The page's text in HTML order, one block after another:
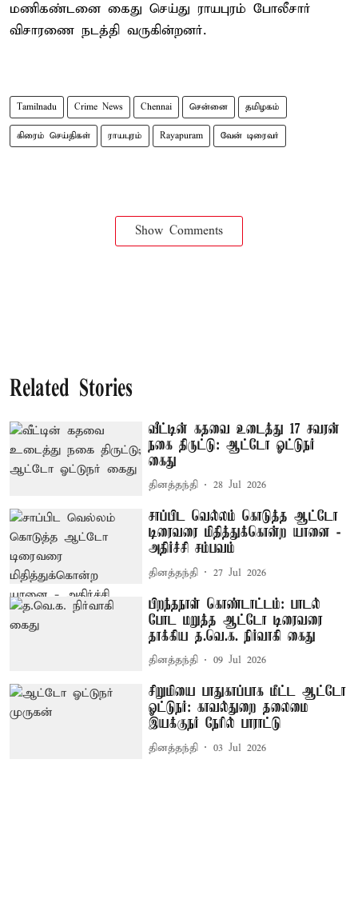
மணிகண்டனை கைது செய்து ராயபுரம் போலீசார்
விசாரணை நடத்தி வருகின்றனர்.
Tamilnadu Crime News Chennai சென்னை தமிழகம்
கிரைம் செய்திகள் ராயபுரம் Rayapuram வேன் டிரைவர்
Show Comments
Related Stories
வீட்டின் கதவை உடைத்து 17 சவரன்
நகை திருட்டு: ஆட்டோ ஓட்டுநர்
கைது
தினத்தந்தி 28 Jul 2026
சாப்பிட வெல்லம் கொடுத்த ஆட்டோ
டிரைவரை மிதித்துக்கொன்ற யானை -
அதிர்ச்சி சம்பவம்
தினத்தந்தி 27 Jul 2026
பிறந்தநாள் கொண்டாட்டம்: பாடல்
போட மறுத்த ஆட்டோ டிரைவரை
தாக்கிய த.வெ.க. நிர்வாகி கைது
தினத்தந்தி 09 Jul 2026
சிறுமியை பாதுகாப்பாக மீட்ட ஆட்டோ
ஓட்டுநர்: காவல்துறை தலைமை
இயக்குநர் நேரில் பாராட்டு
தினத்தந்தி 03 Jul 2026